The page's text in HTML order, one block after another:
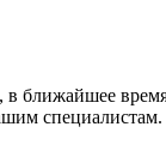
в ближайшее
специалистам.